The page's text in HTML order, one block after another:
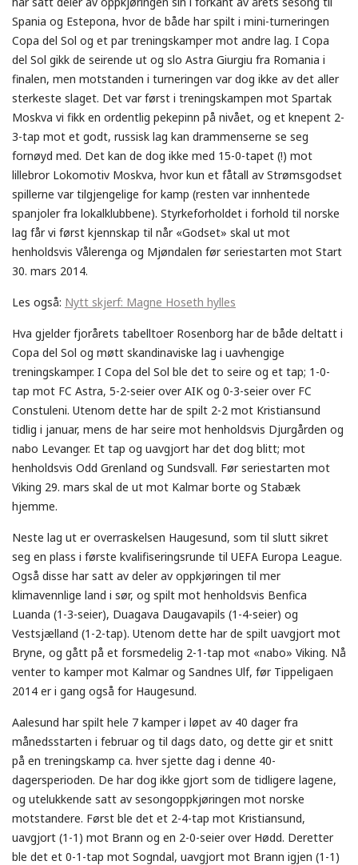
Spania og Estepona, hvor de både har spilt i mini-turneringen
Copa del Sol og et par treningskamper mot andre lag. I Copa
del Sol gikk de seirende ut og slo Astra Giurgiu fra Romania i
finalen, men motstanden i turneringen var dog ikke av det aller
sterkeste slaget. Det var først i treningskampen mot Spartak
Moskva vi fikk en ordentlig pekepinn på nivået, og et knepent 2-
3-tap mot et godt, russisk lag kan drammenserne se seg
fornøyd med. Det kan de dog ikke med 15-0-tapet (!) mot
lillebror Lokomotiv Moskva, hvor kun et fåtall av Strømsgodset
spillerne var tilgjengelige for kamp (resten var innhentede
spanjoler fra lokalklubbene). Styrkeforholdet i forhold til norske
lag får vi først kjennskap til når «Godset» skal ut mot
henholdsvis Vålerenga og Mjøndalen før seriestarten mot Start
30. mars 2014.
Les også: Nytt skjerf: Magne Hoseth hylles
Hva gjelder fjorårets tabelltoer Rosenborg har de både deltatt i
Copa del Sol og møtt skandinaviske lag i uavhengige
treningskamper. I Copa del Sol ble det to seire og et tap; 1-0-
tap mot FC Astra, 5-2-seier over AIK og 0-3-seier over FC
Constuleni. Utenom dette har de spilt 2-2 mot Kristiansund
tidlig i januar, mens de har seire mot henholdsvis Djurgården og
nabo Levanger. Et tap og uavgjort har det dog blitt; mot
henholdsvis Odd Grenland og Sundsvall. Før seriestarten mot
Viking 29. mars skal de ut mot Kalmar borte og Stabæk
hjemme.
Neste lag ut er overraskelsen Haugesund, som til slutt sikret
seg en plass i første kvalifiseringsrunde til UEFA Europa League.
Også disse har satt av deler av oppkjøringen til mer
klimavennlige land i sør, og spilt mot henholdsvis Benfica
Luanda (1-3-seier), Duagava Daugavapils (1-4-seier) og
Vestsjælland (1-2-tap). Utenom dette har de spilt uavgjort mot
Bryne, og gått på et forsmedelig 2-1-tap mot «nabo» Viking. Nå
venter to kamper mot Kalmar og Sandnes Ulf, før Tippeligaen
2014 er i gang også for Haugesund.
Aalesund har spilt hele 7 kamper i løpet av 40 dager fra
månedsstarten i februar og til dags dato, og dette gir et snitt
på en treningskamp ca. hver sjette dag i denne 40-
dagersperioden. De har dog ikke gjort som de tidligere lagene,
og utelukkende satt av sesongoppkjøringen mot norske
motstandere. Først ble det et 2-4-tap mot Kristiansund,
uavgjort (1-1) mot Brann og en 2-0-seier over Hødd. Deretter
ble det et 0-1-tap mot Sogndal, uavgjort mot Brann igjen (1-1)